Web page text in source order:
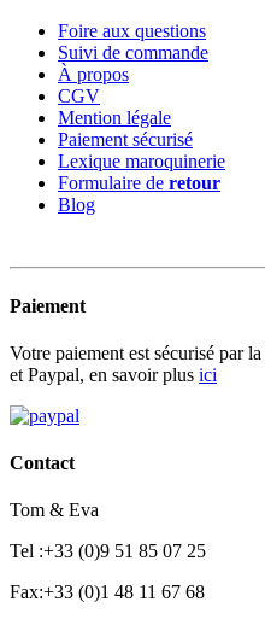
Foire aux questions
Suivi de commande
À propos
CGV
Mention légale
Paiement sécurisé
Lexique maroquinerie
Formulaire de retour
Blog
Paiement
Votre paiement est sécurisé par
et Paypal, en savoir plus ici
Contact
Tom & Eva
Tel :+33 (0)9 51 85 07 25
Fax:+33 (0)1 48 11 67 68